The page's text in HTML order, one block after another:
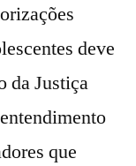
deve
da Justiça
que